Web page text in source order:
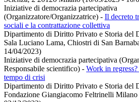
Iniziative di democrazia partecipativa
(Organizzatore/Organizzatrice) - Il decreto
sociali e la contrattazione collettiva
Dipartimento di Diritto Privato e Storia del
Sala Luciano Lama, Chiostri di San
14/04/2023)
Iniziative di democrazia partecipativa
Responsabile scientifico) - Work in
tempo di crisi
Dipartimento di Diritto Privato e Storia del
Fondazione Giangiacomo Feltrinelli